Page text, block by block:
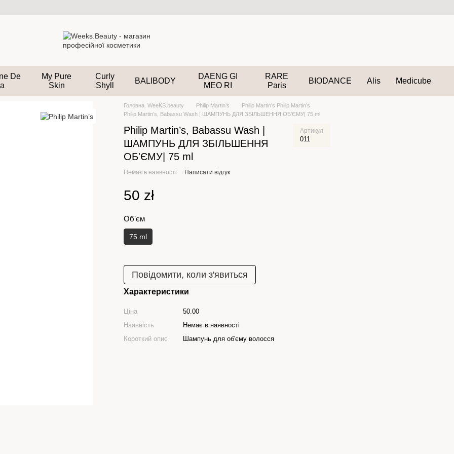
De
My Pure
Skin
Curly
Shyll
BALIBODY
DAENG GI
MEO RI
RARE
Paris
BIODANCE Alis Medicube
Головна. WeeKS.beauty Philip Martin’s
Philip Martin’s Philip Martin’s
Philip Martin’s, Babassu Wash | ШАМПУНЬ ДЛЯ ЗБІЛЬШЕННЯ ОБ'ЄМУ| 75 ml
Philip Martin’s, Babassu Wash |
ШАМПУНЬ ДЛЯ ЗБІЛЬШЕННЯ
ОБ'ЄМУ| 75 ml
Артикул
011
Немає в наявності Написати відгук
50 zł
Обʼєм
75 ml
Повідомити, коли з'явиться
Характеристики
Ціна
50.00
Наявність
Немає в наявності
Короткий опис
Шампунь для об'єму волосся